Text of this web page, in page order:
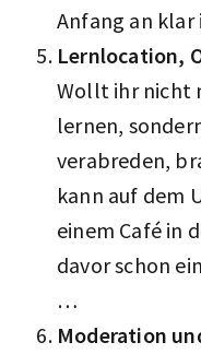
Anfang an klar
Lernlocation,
Wollt ihr nicht
lernen,
verabreden,
kann auf dem
einem Café in
davor schon
…
Moderation